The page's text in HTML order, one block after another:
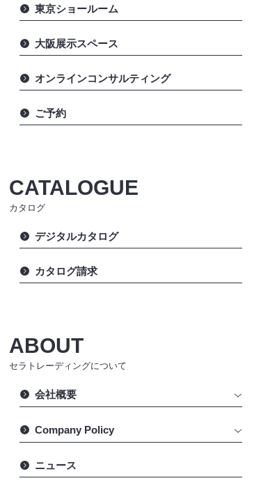
東京ショールーム
大阪展示スペース
オンラインコンサルティング
ご予約
CATALOGUE
カタログ
デジタルカタログ
カタログ請求
ABOUT
セラトレーディングについて
会社概要
Company Policy
ニュース